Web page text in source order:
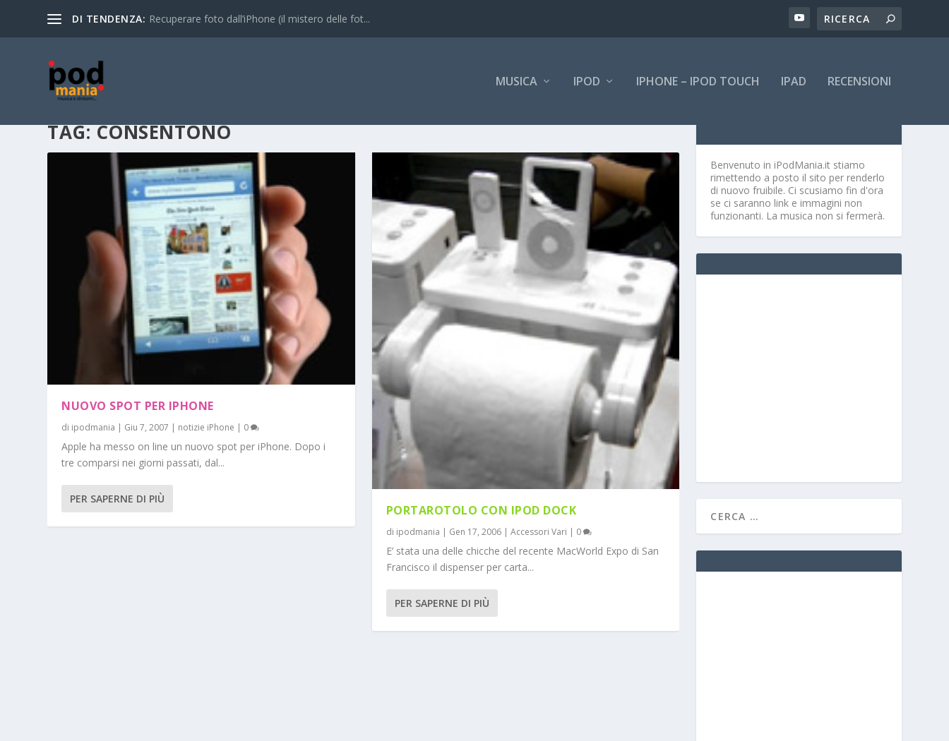
DI TENDENZA: Recuperare foto dall’iPhone (il mistero delle fot...
MUSICA IPOD IPHONE – IPOD TOUCH IPAD RECENSIONI
TAG:CONSENTONO
NUOVO SPOT PER IPHONE
di ipodmania | Giu 7, 2007 | notizie iPhone | 0
Apple ha messo on line un nuovo spot per iPhone. Dopo i
tre comparsi nei giorni passati, dal...
PER SAPERNE DI PIÙ
PORTAROTOLO CON IPOD DOCK
di ipodmania | Gen 17, 2006| Accessori Vari | 0
E’ stata una delle chicche del recente MacWorld Expo di San
Francisco il dispenser per carta...
PER SAPERNE DI PIÙ
Benvenuto in iPodMania.it stiamo
rimettendo a posto il sito per renderlo
di nuovo fruibile. Ci scusiamo fin d'ora
se ci saranno link e immagini non
funzionanti. La musica non si fermerà.